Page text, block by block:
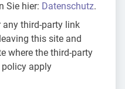
Sie hier: Datenschutz.
any third-party link
this site and
where the third-party
apply